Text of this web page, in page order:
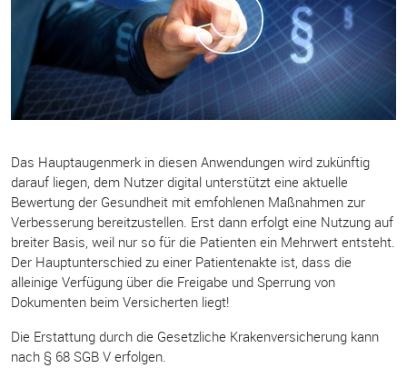
Das Hauptaugenmerk in diesen Anwendungen wird zukünftig
darauf liegen, dem Nutzer digital unterstützt eine aktuelle
Bewertung der Gesundheit mit emfohlenen Maßnahmen zur
Verbesserung bereitzustellen. Erst dann erfolgt eine Nutzung auf
breiter Basis, weil nur so für die Patienten ein Mehrwert entsteht.
Der Hauptunterschied zu einer Patientenakte ist, dass die
alleinige Verfügung über die Freigabe und Sperrung von
Dokumenten beim Versicherten liegt!
Die Erstattung durch die Gesetzliche Krakenversicherung kann
nach § 68 SGB V erfolgen.